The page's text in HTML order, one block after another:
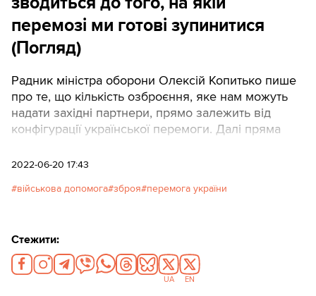
перемозі ми готові зупинитися
(Погляд)
Радник міністра оборони Олексій Копитько пише
про те, що кількість озброєння, яке нам можуть
надати західні партнери, прямо залежить від
конфігурації української перемоги. Далі пряма
2022-06-20 17:43
військова допомога зброя перемога україни
Стежити:
UA EN